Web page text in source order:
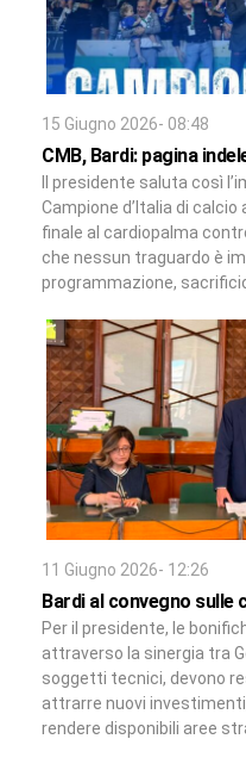
15 Giugno 2026- 08:48
CMB, Bardi: pagina
Il presidente saluta così
Campione d’Italia di
finale al cardiopalma
che nessun traguardo è
programmazione,
11 Giugno 2026- 12:26
Bardi al convegno sulle
Per il presidente, le
attraverso la sinergia tra
soggetti tecnici, devono
attrarre nuovi
rendere disponibili aree